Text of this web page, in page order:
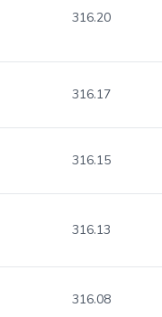
316.20
316.17
316.15
316.13
316.08